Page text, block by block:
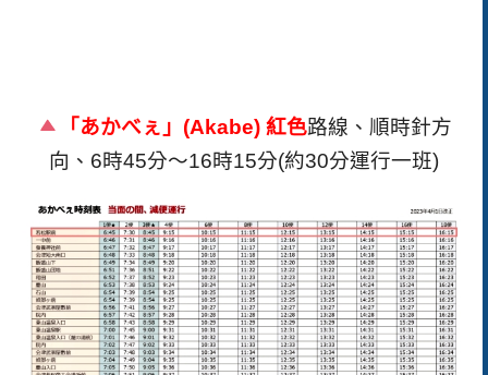
「あかべぇ」(Akabe) 紅色路線、順時針方
向、6時45分～16時15分(約30分運行一班)